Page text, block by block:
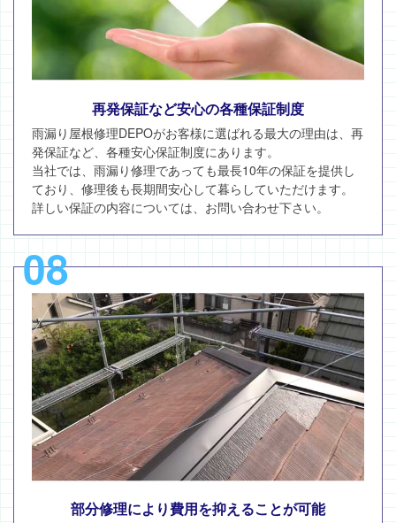
再発保証など安心の各種保証制度
雨漏り屋根修理DEPOがお客様に選ばれる最大の理由は、再
発保証など、各種安心保証制度にあります。
当社では、雨漏り修理であっても最長10年の保証を提供し
ており、修理後も長期間安心して暮らしていただけます。
詳しい保証の内容については、お問い合わせ下さい。
08
部分修理により費用を抑えることが可能